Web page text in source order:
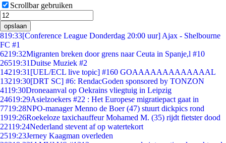
Scrollbar gebruiken
opslaan
819:33[Conference League Donderdag 20:00 uur] Ajax - Shelbourne
FC #1
6219:32Migranten breken door grens naar Ceuta in Spanje,l #10
26519:31Duitse Muziek #2
14219:31 [UEL/ECL live topic] #160 GOAAAAAAAAAAAAAL
13219:30[DRT SC] #6: RendacGoden sponsored by TONZON
4119:30Droneaanval op Oekrains vliegtuig in Leipzig
24619:29Asielzoekers #22 : Het Europese migratiepact gaat in
7719:28NPO-manager Menno de Boer (47) stuurt dickpics rond
1919:26Roekeloze taxichauffeur Mohamed M. (35) rijdt fietster dood
22119:24Nederland stevent af op watertekort
2519:23Jerney Kaagman overleden